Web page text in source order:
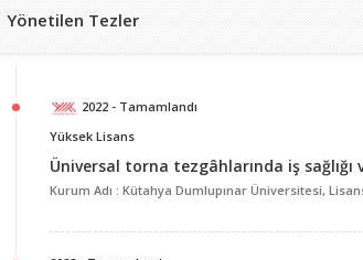
Yönetilen Tezler
2022 - Tamamlandı
Yüksek Lisans
Üniversal torna tezgâhlarında iş
Kurum Adı : Kütahya Dumlupınar Üniversitesi,